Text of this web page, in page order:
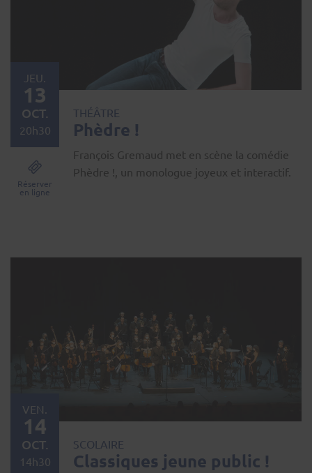
THÉÂTRE
Phèdre !
François Gremaud met en scène la comédie
Phèdre !, un monologue joyeux et interactif.
JEU.
13
OCT.
20h30
Réserver
en ligne
SCOLAIRE
Classiques jeune public !
VEN.
14
OCT.
14h30